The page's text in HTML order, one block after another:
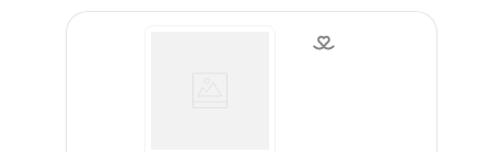
Modo de uso
Ajustar conforme tamanho
do Pet. É recomendado
evitar contato com